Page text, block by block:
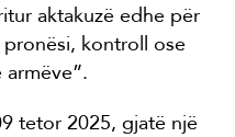
aktakuzë edhe për
kontroll ose
tetor 2025, gjatë një